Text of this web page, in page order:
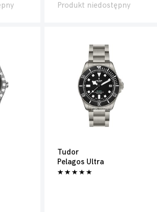
Produkt niedostępny
Tudor
Pelagos Ultra